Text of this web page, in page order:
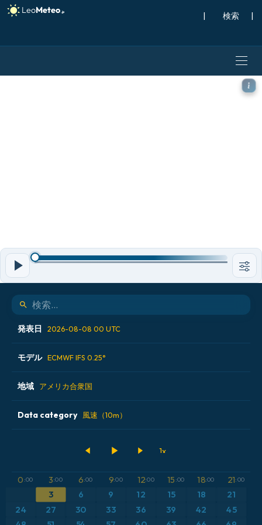
| |
ECMWF IFS 0.25° モデル -
発表日 2026-08-08 00 UTC
2026-08-06 12 UTC
2026-08-07 00 UTC
2026-08-07 12 UTC
モデル ECMWF IFS 0.25°
ALADIN CZ 2.3 km
ECMWF AIFS [AI]
ICON ドイツ 2 km
地域 アメリカ合衆国
アイスランド
イギリス
イタリア
Data category 風速（10m）
0 :00 3:00 6:00 9:00 12:00 15 :00 18:00 21:00
3 6 9 12 15 18 21
24 27 30 33 36 39 42
45